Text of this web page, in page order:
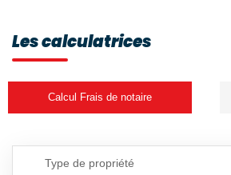
Les calculatrices
Calcul Frais de notaire